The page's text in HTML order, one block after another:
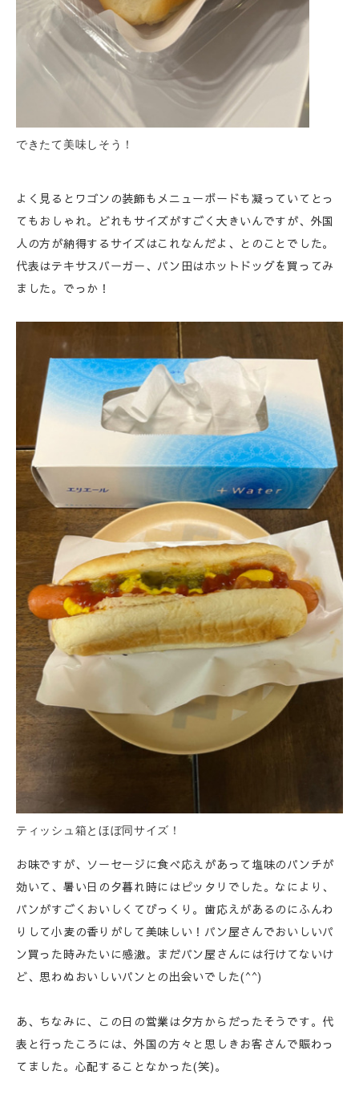
できたて美味しそう！
よく見るとワゴンの装飾もメニューボードも凝っていてとっ
てもおしゃれ。どれもサイズがすごく大きいんですが、外国
人の方が納得するサイズはこれなんだよ、とのことでした。
代表はテキサスバーガー、パン田はホットドッグを買ってみ
ました。でっか！
ティッシュ箱とほぼ同サイズ！
お味ですが、ソーセージに食べ応えがあって塩味のパンチが
効いて、暑い日の夕暮れ時にはピッタリでした。なにより、
パンがすごくおいしくてびっくり。歯応えがあるのにふんわ
りして小麦の香りがして美味しい！パン屋さんでおいしいパ
ン買った時みたいに感激。まだパン屋さんには行けてないけ
ど、思わぬおいしいパンとの出会いでした(^^)
あ、ちなみに、この日の営業は夕方からだったそうです。代
表と行ったころには、外国の方々と思しきお客さんで賑わっ
てました。心配することなかった(笑)。